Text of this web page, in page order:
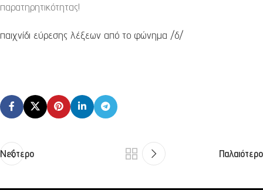
παρατηρητικότητας!
παιχνίδι εύρεσης λέξεων από το φώνημα /δ/
Νεότερο Παλαιότερο